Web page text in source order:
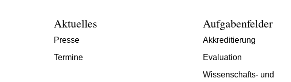
Aktuelles
Presse
Termine
Aufgabenfelder
Akkreditierung
Evaluation
Wissenschafts- und